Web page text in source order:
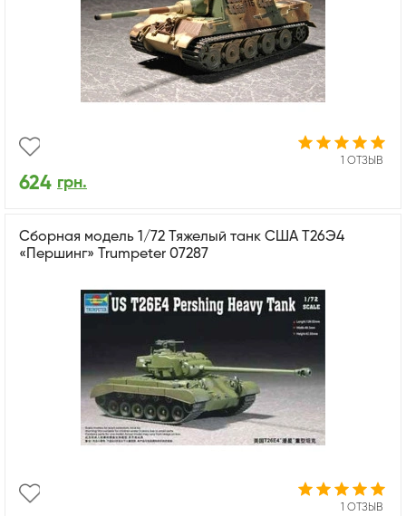
1 ОТЗЫВ
624 грн.
Сборная модель 1/72 Тяжелый танк США Т26Э4
«Першинг» Trumpeter 07287
1 ОТЗЫВ